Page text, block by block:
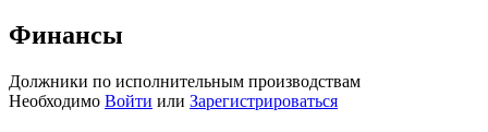
Финансы
Должники по исполнительным производствам
Необходимо Войти или Зарегистрироваться